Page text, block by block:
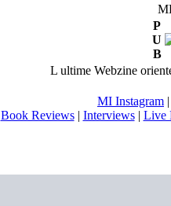
P
U
B
L ultime Webzine
MI Instagram
Book Reviews| Interviews| Live